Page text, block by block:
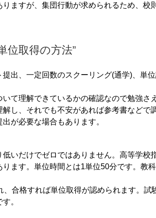
ますが、集団行動が求められるため、校
位取得の方法”
出、一定回数のスクーリング(通学)、単
て理解できているかの確認なので勉強さ
し、それでも不安があれば参考書などで
が必要な場合もあります。
いだけでゼロではありません。高等学校
ます。単位時間とは1単位50分です。教
合格すれば単位取得が認められます。試
。